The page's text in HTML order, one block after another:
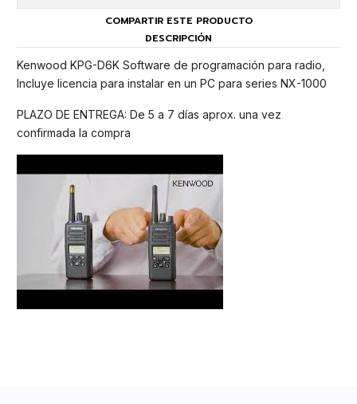
COMPARTIR ESTE PRODUCTO
DESCRIPCIÓN
Kenwood KPG-D6K Software de programación para radio,
Incluye licencia para instalar en un PC para series NX-1000
PLAZO DE ENTREGA: De 5 a 7 días aprox. una vez
confirmada la compra